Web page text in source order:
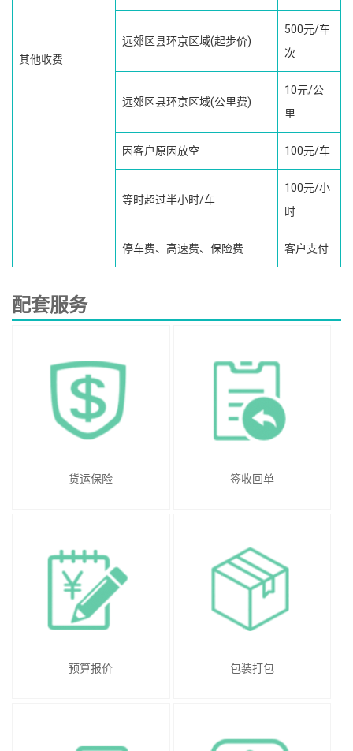
其他收费
远郊区县环京区域(起步价)
500元/车
次
远郊区县环京区域(公里费)
10元/公
里
因客户原因放空 100元/车
等时超过半小时/车
100元/小
时
停车费、高速费、保险费 客户支付
配套服务
货运保险 签收回单
预算报价 包装打包